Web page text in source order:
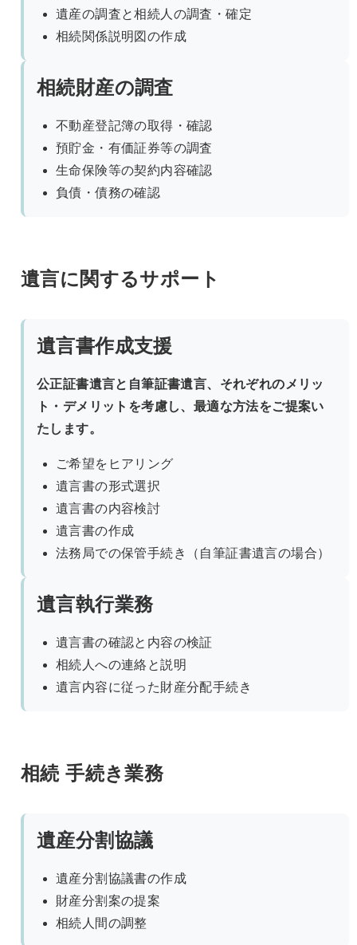
遺産の調査と相続人の調査・確定
相続関係説明図の作成
相続財産の調査
不動産登記簿の取得・確認
預貯金・有価証券等の調査
生命保険等の契約内容確認
負債・債務の確認
遺言に関するサポート
遺言書作成支援
公正証書遺言と自筆証書遺言、それぞれのメリッ
ト・デメリットを考慮し、最適な方法をご提案い
たします。
ご希望をヒアリング
遺言書の形式選択
遺言書の内容検討
遺言書の作成
法務局での保管手続き（自筆証書遺言の場合）
遺言執行業務
遺言書の確認と内容の検証
相続人への連絡と説明
遺言内容に従った財産分配手続き
相続 手続き業務
遺産分割協議
遺産分割協議書の作成
財産分割案の提案
相続人間の調整